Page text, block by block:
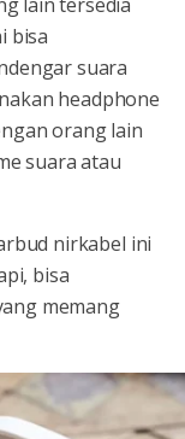
bisa
suara
headphone
orang lain
suara atau
nirkabel ini
bisa
memang